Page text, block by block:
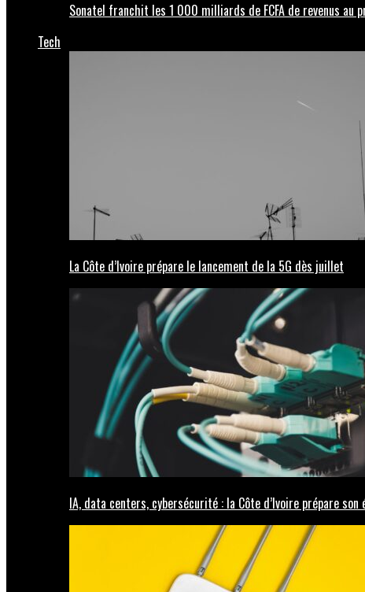
Sonatel franchit les 1 000 milliards de FCFA de revenus au
Tech
La Côte d’Ivoire prépare le lancement de la 5G dès juillet
IA, data centers, cybersécurité : la Côte d’Ivoire prépare son